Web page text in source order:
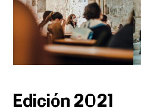
Edición 2021